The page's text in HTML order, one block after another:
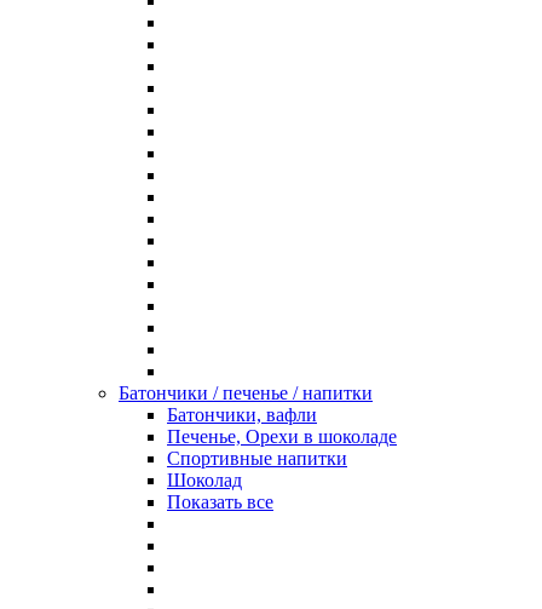
Батончики / печенье / напитки
Батончики, вафли
Печенье, Орехи в шоколаде
Спортивные напитки
Шоколад
Показать все